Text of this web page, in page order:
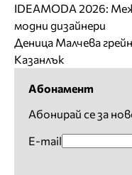
IDEAMODA 2026:
модни дизайнери
Деница Малчева
Казанлък
Абонамент
Абонирай се за
E-mail